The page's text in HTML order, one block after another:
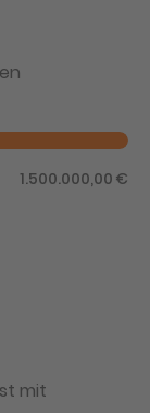
1.500.000,00 €
mit